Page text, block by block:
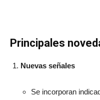
Principales
Nuevas señales
Se incorporan